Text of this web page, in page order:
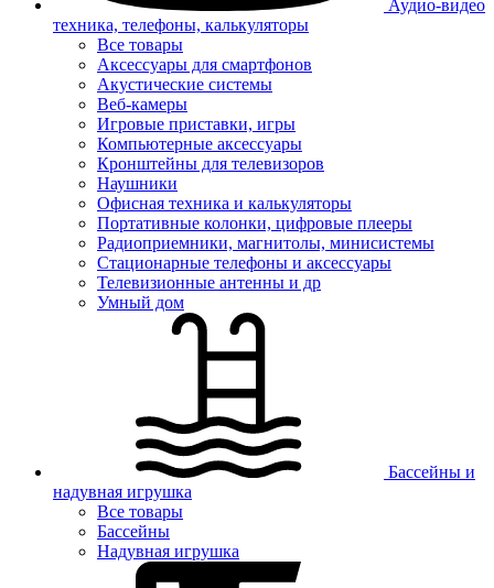
Аудио-видео
техника, телефоны, калькуляторы
Все товары
Аксессуары для смартфонов
Акустические системы
Веб-камеры
Игровые приставки, игры
Компьютерные аксессуары
Кронштейны для телевизоров
Наушники
Офисная техника и калькуляторы
Портативные колонки, цифровые плееры
Радиоприемники, магнитолы, минисистемы
Стационарные телефоны и аксессуары
Телевизионные антенны и др
Умный дом
Бассейны и
надувная игрушка
Все товары
Бассейны
Надувная игрушка